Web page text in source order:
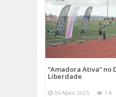
“Amadora Ativa” no
Liberdade
06 Maio 2025 1 K